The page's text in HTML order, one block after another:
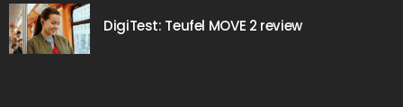
DigiTest: Teufel MOVE 2 review